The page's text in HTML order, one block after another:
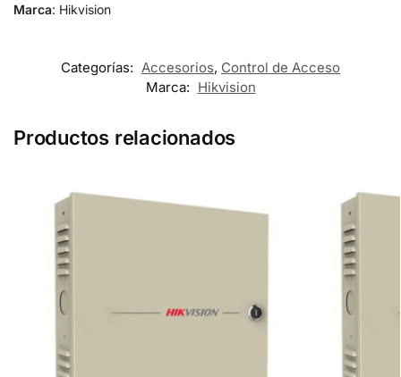
Marca: Hikvision
Categorías: Accesorios, Control de Acceso
Marca: Hikvision
Productos relacionados